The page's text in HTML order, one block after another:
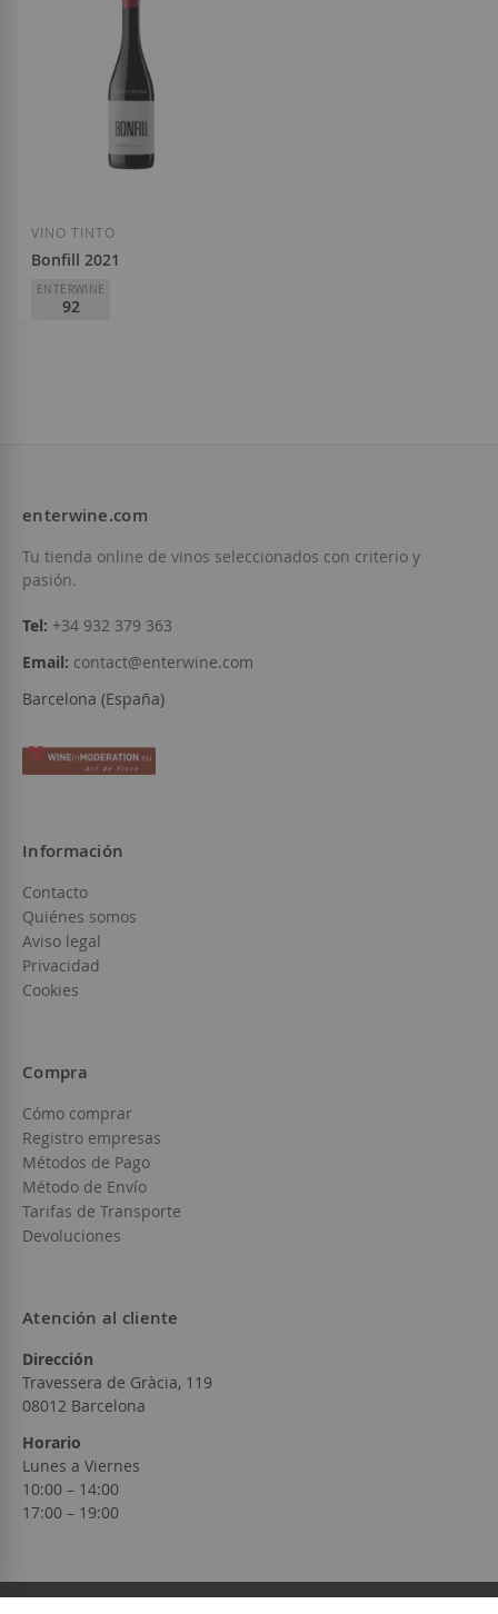
Añadir a la Lista de Deseos
VINO TINTO
Bonfill 2021
ENTERWINE
92
Añadir a la Lista de Deseos
enterwine.com
Tu tienda online de vinos seleccionados con criterio y
pasión.
Tel: +34 932 379 363
Email: contact@enterwine.com
Barcelona (España)
Información
Contacto
Quiénes somos
Aviso legal
Privacidad
Cookies
Compra
Cómo comprar
Registro empresas
Métodos de Pago
Método de Envío
Tarifas de Transporte
Devoluciones
Atención al cliente
Dirección
Travessera de Gràcia, 119
08012 Barcelona
Horario
Lunes a Viernes
10:00 – 14:00
17:00 – 19:00
© 2026 Galaxy Wines Online S.L.